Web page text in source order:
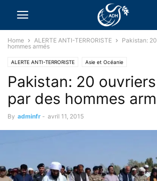
Home ALERTE ANTI-TERRORISTE
Pakistan:
hommes armés
ALERTE ANTI-TERRORISTE Asie et Océanie
Pakistan: 20
par des hommes
By adminfr - avril 11, 2015